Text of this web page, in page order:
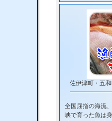
佐伊津町・五
全国屈指の海流
峡で育った魚は